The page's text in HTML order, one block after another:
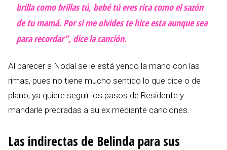
brilla como brillas tú, bebé tú eres rica como el sazón
de tu mamá. Por si me olvides te hice esta aunque sea
para recordar”, dice la canción.
Al parecer a Nodal se le está yendo la mano con las
rimas, pues no tiene mucho sentido lo que dice o de
plano, ya quiere seguir los pasos de Residente y
mandarle predradas a su ex mediante canciones.
Las indirectas de Belinda para sus